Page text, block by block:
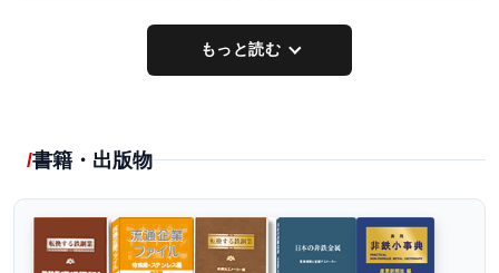
もっと読む
書籍・出版物